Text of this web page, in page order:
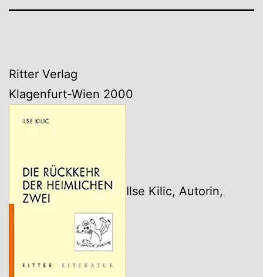
Ritter Verlag
Klagenfurt-Wien 2000
Ilse Kilic, Autorin,